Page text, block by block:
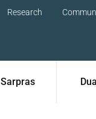
Research
Sarpras